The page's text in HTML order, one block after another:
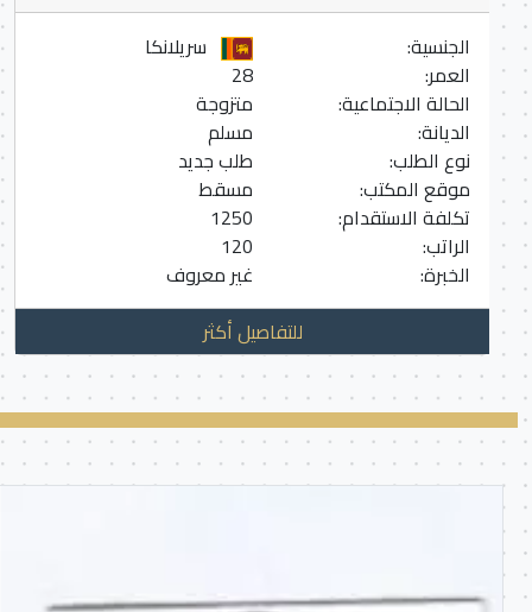
الجنسية:
سريلانكا
العمر:
الحالة الاجتماعية:
متزوجة
الديانة:
مسلم
نوع الطلب:
طلب جديد
موقع المكتب:
مسقط
تكلفة الاستقدام:
1250
الراتب:
120
الخبرة:
غير معروف
للتفاصيل أكثر